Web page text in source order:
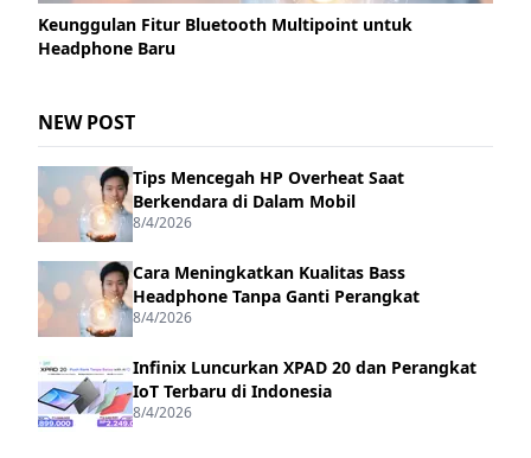
Keunggulan Fitur Bluetooth Multipoint untuk
Headphone Baru
NEW POST
Tips Mencegah HP Overheat Saat
Berkendara di Dalam Mobil
8/4/2026
Cara Meningkatkan Kualitas Bass
Headphone Tanpa Ganti Perangkat
8/4/2026
Infinix Luncurkan XPAD 20 dan Perangkat
IoT Terbaru di Indonesia
8/4/2026